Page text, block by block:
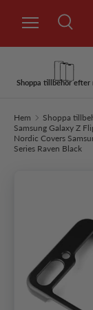
Hoppa till
Sök
Shoppa tillbehör efter
Hem Shoppa
Samsung Galaxy Z
Nordic Covers
Series Raven Black